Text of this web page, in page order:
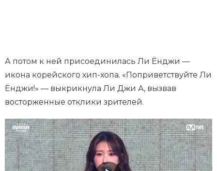
А потом к ней присоединилась Ли Ёнджи —
икона корейского хип-хопа. «Поприветствуйте Ли
Ёнджи!» — выкрикнула Ли Джи А, вызвав
восторженные отклики зрителей.